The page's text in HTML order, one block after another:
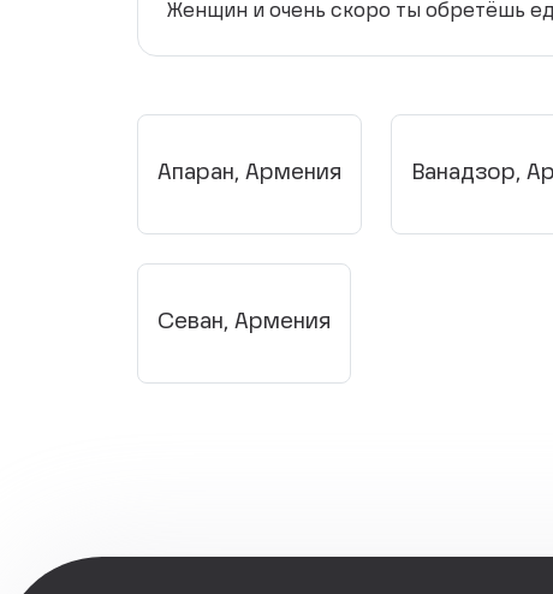
Женщин и очень скоро ты обретёшь
Апаран, Армения Ванадзор,
Севан, Армения